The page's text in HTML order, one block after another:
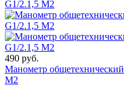
490 руб.
Манометр
М2